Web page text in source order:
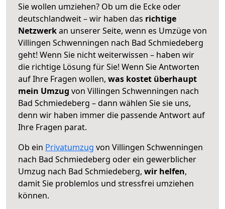
Sie wollen umziehen? Ob um die Ecke oder
deutschlandweit – wir haben das richtige
Netzwerkan unserer Seite, wenn es Umzüge von
Villingen Schwenningen nach Bad Schmiedeberg
geht! Wenn Sie nicht weiterwissen – haben wir
die richtige Lösung für Sie! Wenn Sie Antworten
auf Ihre Fragen wollen, was kostet überhaupt
mein Umzug von Villingen Schwenningen nach
Bad Schmiedeberg – dann wählen Sie sie uns,
denn wir haben immer die passende Antwort auf
Ihre Fragen parat.
Ob ein Privatumzug von Villingen Schwenningen
nach Bad Schmiedeberg oder ein gewerblicher
Umzug nach Bad Schmiedeberg, wir helfen,
damit Sie problemlos und stressfrei umziehen
können.